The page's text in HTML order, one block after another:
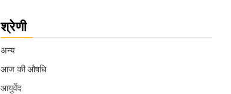
श्रेणी
अन्य
आज की औषधि
आयुर्वेद